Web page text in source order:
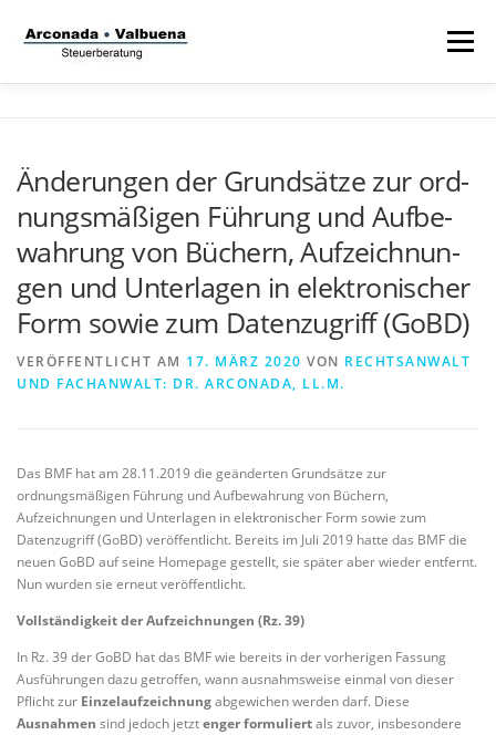
Inhalt
Menü
STRAFVERTEIDIGER TÄTIGKEITSFELDER
STIFTUNG
Änderungen der Grund­sät­ze zur ord­
nungs­mä­ßi­gen Füh­rung und Auf­be­
wah­rung von Bü­chern, Auf­zeich­nun­
gen und Un­ter­la­gen in elek­tro­ni­scher
Form so­wie zum Da­ten­zu­griff (GoBD)
VERÖFFENTLICHT AM 17. MÄRZ 2020 VON RECHTSANWALT
UND FACHANWALT: DR. ARCONADA, LL.M.
Das BMF hat am 28.11.2019 die geänderten Grundsätze zur
ordnungsmäßigen Führung und Aufbewahrung von Büchern,
Aufzeichnungen und Unterlagen in elektronischer Form sowie zum
Datenzugriff (GoBD) veröffentlicht. Bereits im Juli 2019 hatte das BMF die
neuen GoBD auf seine Homepage gestellt, sie später aber wieder entfernt.
Nun wurden sie erneut veröffentlicht.
Vollständigkeit der Aufzeichnungen (Rz. 39)
In Rz. 39 der GoBD hat das BMF wie bereits in der vorherigen Fassung
Ausführungen dazu getroffen, wann ausnahmsweise einmal von dieser
Pflicht zur Einzelaufzeichnungabgewichen werden darf. Diese
Ausnahmen sind jedoch jetztenger formuliertals zuvor, insbesondere